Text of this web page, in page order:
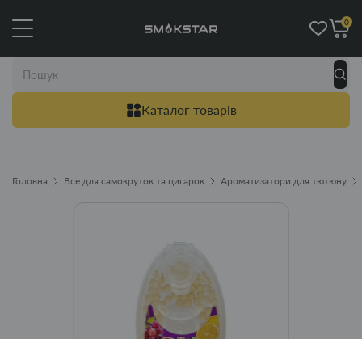
Каталог товарів
0
Головна Все для самокруток та цигарок Ароматизатори для тютюну